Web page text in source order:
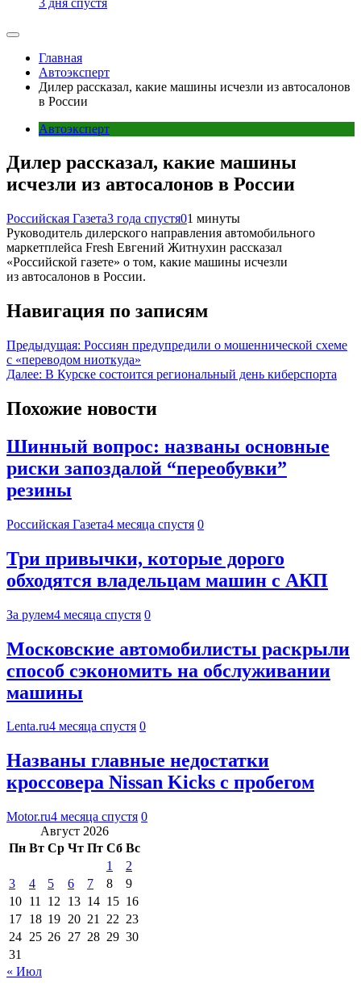
Главная
Автоэксперт
Дилер рассказал, какие машины исчезли из автосалонов
в России
Автоэксперт
Дилер рассказал, какие машины
исчезли из автосалонов в России
Российская Газета3 года спустя01 минуты
Руководитель дилерского направления автомобильного
маркетплейса Fresh Евгений Житнухин рассказал
«Российской газете» о том, какие машины исчезли
из автосалонов в России.
Навигация по записям
Предыдущая: Россиян предупредили о мошеннической схеме
с «переводом ниоткуда»
Далее: В Курске состоится региональный день киберспорта
Похожие новости
Шинный вопрос: названы основные
риски запоздалой “переобувки”
резины
Российская Газета4 месяца спустя 0
Три привычки, которые дорого
обходятся владельцам машин с АКП
За рулем4 месяца спустя 0
Московские автомобилисты раскрыли
способ сэкономить на обслуживании
машины
Lenta.ru4 месяца спустя 0
Названы главные недостатки
кроссовера Nissan Kicks с пробегом
Motor.ru4 месяца спустя 0
Август 2026
Пн Вт Ср Чт Пт Сб Вс
1
2
3
4 5 6 7 8
9
10 11 12 13 14 15 16
17 18 19 20 21 22 23
24 25 26 27 28 29 30
31
« Июл